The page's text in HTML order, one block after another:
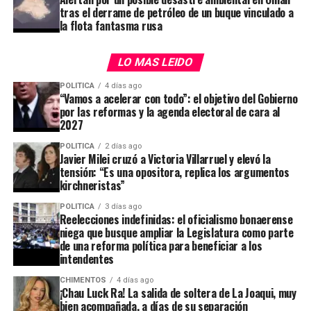
pasada. De hecho, la del miércoles es la más baja desde
enero. La semana pasada compró USD 226 millones, es
los USD 18 millones de estos tres días.
ADVERTISEMENT
vicepresidentel del BCRA, respectivamente.
Prohibición total del financiamiento al Tesoro,
las provincias y los municipios: El BCRA no podrá
otorgar adelantos transitorios ni brindar asistencia
financiera, ya sea de manera directa o indirecta, al
Estado. Se elimina así el mecanismo que permitía
la emisión de dinero para cubrir el déficit fiscal. El
proyecto establece la derogación del artículo 21 de
la actual Carta Orgánica.
Restricción de la transferencia de utilidades
contables y dividendos : El BCRA tendrá vedado
transferir al Tesoro las utilidades derivadas de
variaciones cambiarias u operaciones financieras,
así como distribuir dividendos en pesos
tras el derrame de petróleo de un buque vinculado a
la flota fantasma rusa
LO MAS LEIDO
POLITICA 4 días ago
“Vamos a acelerar con todo”: el objetivo del Gobierno
por las reformas y la agenda electoral de cara al
2027
POLITICA 2 días ago
Javier Milei cruzó a Victoria Villarruel y elevó la
tensión: “Es una opositora, replica los argumentos
kirchneristas”
POLITICA 3 días ago
Reelecciones indefinidas: el oficialismo bonaerense
niega que busque ampliar la Legislatura como parte
de una reforma política para beneficiar a los
intendentes
CHIMENTOS 4 días ago
¡Chau Luck Ra! La salida de soltera de La Joaqui, muy
bien acompañada, a días de su separación